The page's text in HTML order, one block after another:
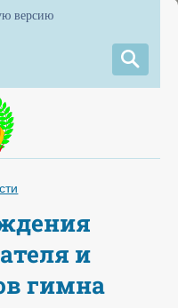
версию
и
гимна